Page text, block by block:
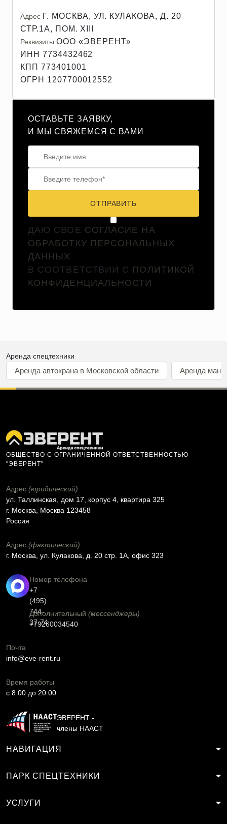
Адрес Г. МОСКВА, УЛ. КУЛАКОВА, Д. 20
СТР.1А, ПОМ. XIII
Реквизиты ООО «ЭВЕРЕНТ»
ИНН 7734432462
КПП 773401001
ОГРН 1207700012552
ОСТАВЬТЕ ЗАЯВКУ,
И МЫ СВЯЖЕМСЯ С ВАМИ
ОТПРАВИТЬ
ДАЮ СВОЕ СОГЛАСИЕ НА
ОБРАБОТКУ ПЕРСОНАЛЬНЫХ
ДАННЫХ
В СООТВЕТСТВИИ С ПОЛИТИКОЙ
КОНФИДЕНЦИАЛЬНОСТИ
Аренда спецтехники
Аренда автокрана в Московской области Аренда
ОБЩЕСТВО С ОГРАНИЧЕННОЙ ОТВЕТСТВЕННОСТЬЮ
"ЭВЕРЕНТ"
Адрес (юридический)
ул. Таллинская, дом 17, корпус 4, квартира 325
г. Москва, Москва 123458
Россия
Адрес (фактический)
г. Москва, ул. Кулакова, д. 20 стр. 1А, офис 323
Номер телефона
+7
(495)
744-
37-74
Дополнительный (мессенджеры)
+79260034540
Почта
info@eve-rent.ru
Время работы
c 8:00 до 20:00
ЭВЕРЕНТ -
члены НААСТ
НАВИГАЦИЯ
ПАРК СПЕЦТЕХНИКИ
УСЛУГИ